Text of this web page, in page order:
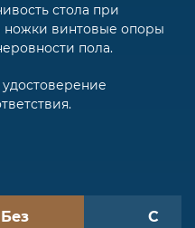
стола при
ножки винтовые опоры
пола.
Без
С